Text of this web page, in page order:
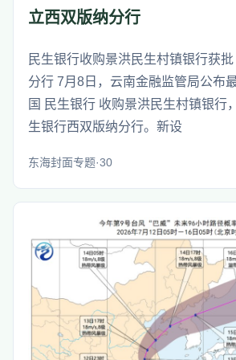
立西双版纳分行
民生银行收购景洪民生村镇银行获
分行 7月8日，云南金融监管局公布
国 民生银行 收购景洪民生村镇银行
生银行西双版纳分行。新设
东海封面专题·30